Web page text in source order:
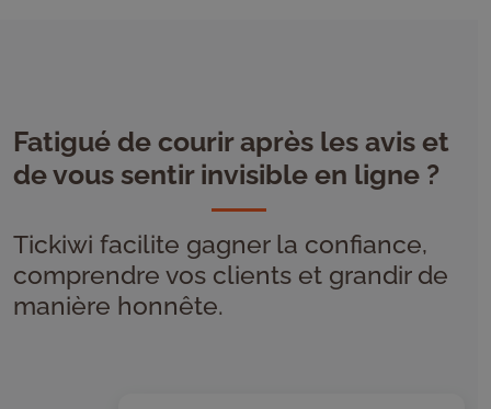
Fatigué de courir après les avis et
de vous sentir invisible en ligne ?
Tickiwi facilite gagner la confiance,
comprendre vos clients et grandir de
manière honnête.